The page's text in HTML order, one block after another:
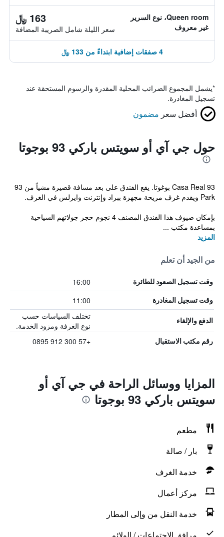
Queen room، نوع السرير
غير معروف
163 ﷼
سعر الليلة شامل الصريبة المضافة
4 صفقات إضافية ابتداءً من 133 ﷼
*يشمل المجموع الضرائب المحلية المقدرة والرسوم المستحقة عند
تسجيل المغادرة.
أفضل سعر مضمون
حول جي آي أو سويتس باركي 93 بوجوتا
Casa Real 93 بوغوتا. يقع الفندق على بعد مسافة قصيرة مشياً من 93
Park ويقدم غرف مريحة مجهزة ببراد وإنترنت وايرلس في الغرف.
بإمكان ضيوف هذا الفندق المصنف 4 نجوم حجز جولاتهم السياحية
بمساعدة مكتب ...
المزيد
من الجيد أن تعلم
وقت تسجيل الصعود للطائرة 16:00
وقت تسجيل المغادرة 11:00
الدفع والإلغاء
تختلف السياسات حسب
نوع الغرفة ومزود الخدمة.
رقم مكتب الاستقبال +57 300 912 0895
المزايا ووسائل الراحة في جي آي أو
سويتس باركي 93 بوجوتا
مطعم
بار / صالة
خدمة الغرف
مركز أعمال
خدمة النقل من وإلى المطار